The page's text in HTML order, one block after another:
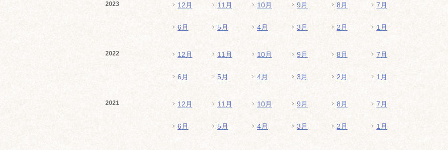
2023 12月 11月 10月 9月 8月 7月
6月 5月 4月 3月 2月 1月
2022 12月 11月 10月 9月 8月 7月
6月 5月 4月 3月 2月 1月
2021 12月 11月 10月 9月 8月 7月
6月 5月 4月 3月 2月 1月